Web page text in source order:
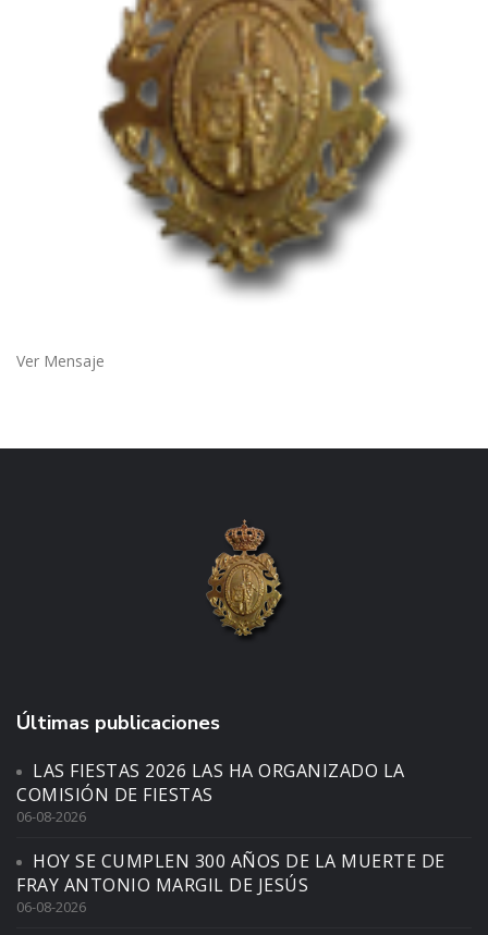
Ver Mensaje
Últimas publicaciones
LAS FIESTAS 2026 LAS HA ORGANIZADO LA
COMISIÓN DE FIESTAS
06-08-2026
HOY SE CUMPLEN 300 AÑOS DE LA MUERTE DE
FRAY ANTONIO MARGIL DE JESÚS
06-08-2026